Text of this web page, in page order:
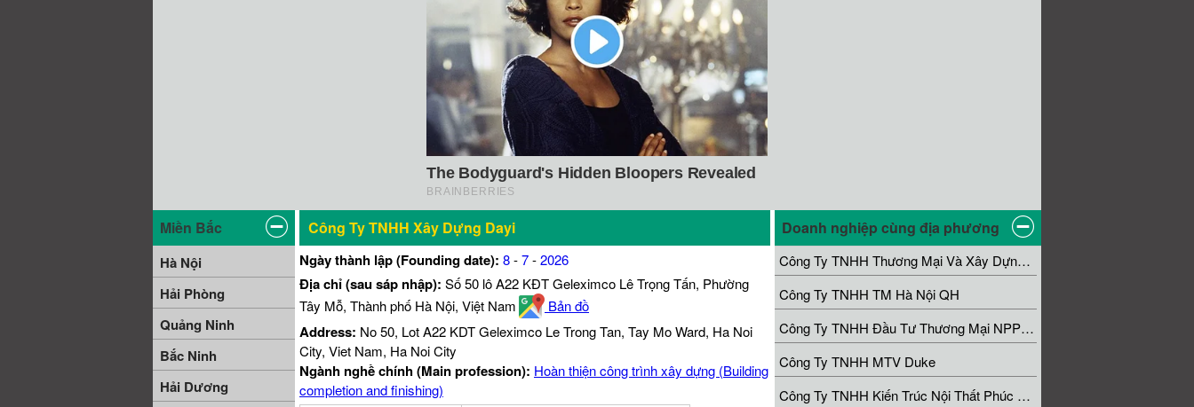
Miền Bắc
Hà Nội
Hải Phòng
Quảng Ninh
Bắc Ninh
Hải Dương
Công Ty TNHH Xây Dựng Dayi
Ngày thành lập (Founding date): 8-7-2026
Địa chỉ (sau sáp nhập): Số 50 lô A22 KĐT Geleximco Lê Trọng Tấn, Phường
Tây Mỗ, Thành phố Hà Nội, Việt Nam
Bản đồ
Address: No 50, Lot A22 KDT Geleximco Le Trong Tan, Tay Mo Ward, Ha Noi
City, Viet Nam, Ha Noi City
Ngành nghề chính (Main profession): Hoàn thiện công trình xây dựng (Building
completion and finishing)
Doanh nghiệp cùng địa phương
Công Ty TNHH Thương Mại Và Xây Dựng Hưng Khoa
Công Ty TNHH TM Hà Nội QH
Công Ty TNHH Đầu Tư Thương Mại NPP Tuấn Việt
Công Ty TNHH MTV Duke
Công Ty TNHH Kiến Trúc Nội Thất Phúc Đam Home